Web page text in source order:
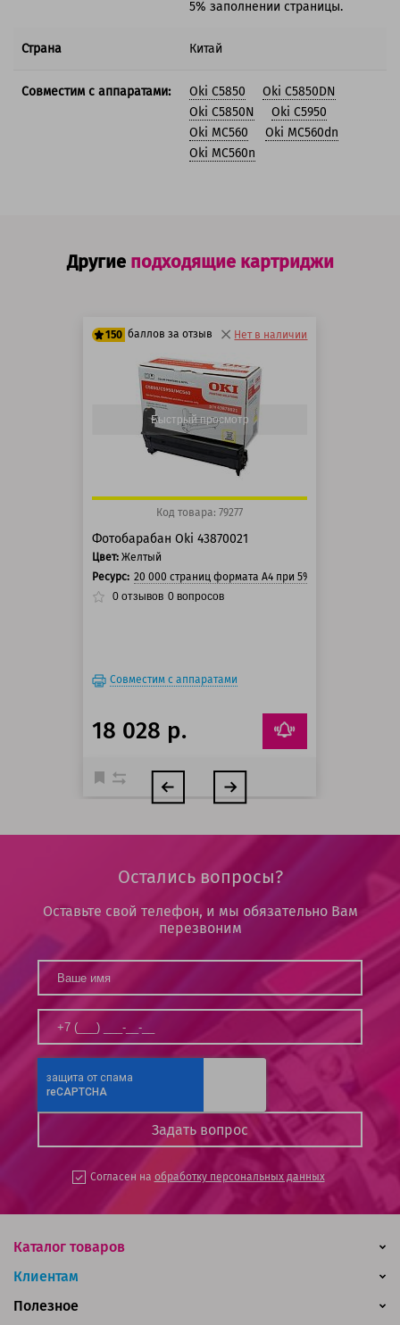
5% заполнении страницы.
Страна Китай
Совместим с аппаратами: Oki C5850
Oki C5850DN
Oki C5850N
Oki C5950
Oki MC560
Oki MC560dn
Oki MC560n
Другие подходящие картриджи
150 баллов за отзыв
125 баллов
150 баллов
Нет в наличии
Быстрый просмотр
Код товара: 79277
Фотобарабан Oki 43870021
Цвет: Желтый
Ресурс: 20 000 страниц формата А4 при 5% заполнении
0 отзывов 0 вопросов
Совместим с аппаратами
18 028 р.
Остались вопросы?
Оставьте свой телефон, и мы обязательно Вам
перезвоним
Согласен на обработку персональных данных
Каталог товаров
Клиентам
Полезное